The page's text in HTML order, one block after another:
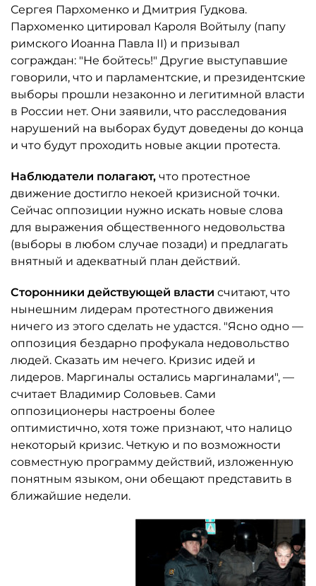
Сергея Пархоменко и Дмитрия Гудкова.
Пархоменко цитировал Кароля Войтылу (папу
римского Иоанна Павла II) и призывал
сограждан: "Не бойтесь!" Другие выступавшие
говорили, что и парламентские, и президентские
выборы прошли незаконно и легитимной власти
в России нет. Они заявили, что расследования
нарушений на выборах будут доведены до конца
и что будут проходить новые акции протеста.
Наблюдатели полагают, что протестное
движение достигло некоей кризисной точки.
Сейчас оппозиции нужно искать новые слова
для выражения общественного недовольства
(выборы в любом случае позади) и предлагать
внятный и адекватный план действий.
Сторонники действующей власти считают, что
нынешним лидерам протестного движения
ничего из этого сделать не удастся. "Ясно одно —
оппозиция бездарно профукала недовольство
людей. Сказать им нечего. Кризис идей и
лидеров. Маргиналы остались маргиналами", —
считает Владимир Соловьев. Сами
оппозиционеры настроены более
оптимистично, хотя тоже признают, что налицо
некоторый кризис. Четкую и по возможности
совместную программу действий, изложенную
понятным языком, они обещают представить в
ближайшие недели.